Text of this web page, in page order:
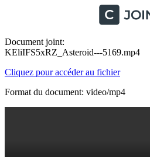
Document joint:
KEliIFS5xRZ_Asteroid---5169.mp4
Cliquez pour accéder au fichier
Format du document: video/mp4